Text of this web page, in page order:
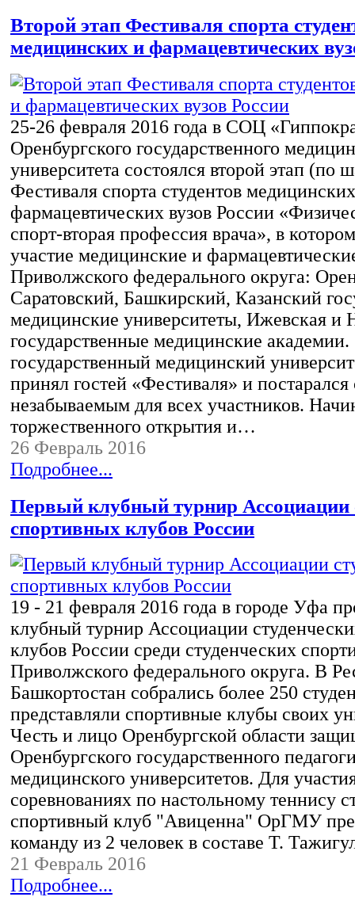
Второй этап Фестиваля спорта
медицинских и фармацевтических
25-26 февраля 2016 года в СОЦ
Оренбургского государственного
университета состоялся второй этап (по
Фестиваля спорта студентов
фармацевтических вузов России
спорт-вторая профессия врача», в
участие медицинские и
Приволжского федерального округа:
Саратовский, Башкирский, Казанский
медицинские университеты, Ижевская и
государственные медицинские
государственный медицинский
принял гостей «Фестиваля» и постарался
незабываемым для всех участников.
торжественного открытия и…
26 Февраль 2016
Подробнее...
Первый клубный турнир Ассоциации
спортивных клубов России
19 - 21 февраля 2016 года в городе Уфа
клубный турнир Ассоциации
клубов России среди студенческих
Приволжского федерального округа. В
Башкортостан собрались более 250
представляли спортивные клубы своих
Честь и лицо Оренбургской области
Оренбургского государственного
медицинского университетов. Для
соревнованиях по настольному теннису
спортивный клуб "Авиценна" ОрГМУ
команду из 2 человек в составе Т.
21 Февраль 2016
Подробнее...